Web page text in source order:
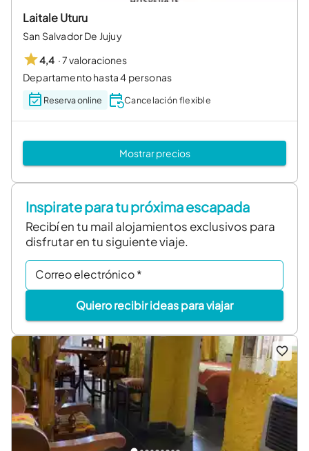
Laitale Uturu
San Salvador De Jujuy
4,4 ·7 valoraciones
Departamento hasta 4 personas
Reserva online Cancelación flexible
Mostrar precios
Inspirate para tu próxima escapada
Recibí en tu mail alojamientos exclusivos para
disfrutar en tu siguiente viaje.
Correo electrónico*
Quiero recibir ideas para viajar